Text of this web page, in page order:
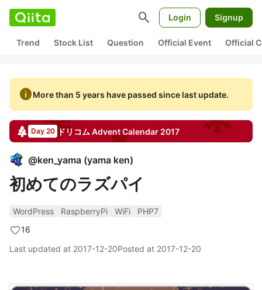
search Login Signup
Trend Stock List Question Official Event Official
infoMore than 5 years have passed since last update.
Day 20 ドリコム Advent Calendar 2017
@ken_yama (yama ken)
初めてのラズパイ
WordPress RaspberryPi WiFi
PHP7
16
Last updated at 2017-12-20Posted at 2017-12-20